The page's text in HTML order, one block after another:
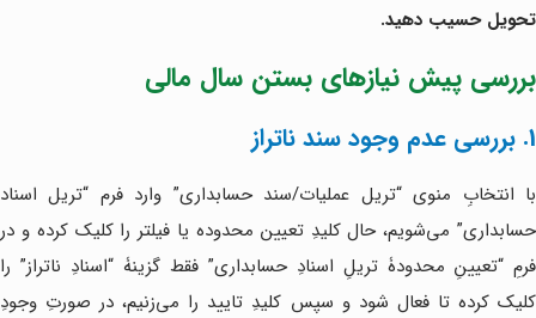
تحویل حسیب دهید.
بررسی پیش نیازهای بستن سال مالی
1. بررسی عدم وجود سند ناتراز
با انتخابِ منوی “تریل عملیات/سند حسابداری” وارد فرم “تریل اسناد
حسابداری” می‌شویم، حال کلیدِ تعیین محدوده یا فیلتر را کلیک کرده و در
فرمِ “تعیینِ محدودۀ تریلِ اسنادِ حسابداری” فقط گزینۀ “اسنادِ ناتراز” را
کلیک کرده تا فعال شود و سپس کلیدِ تایید را می‌زنیم، در صورتِ وجودِ